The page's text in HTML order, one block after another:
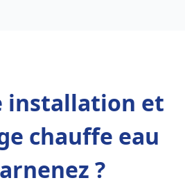
installation et
chauffe eau
?